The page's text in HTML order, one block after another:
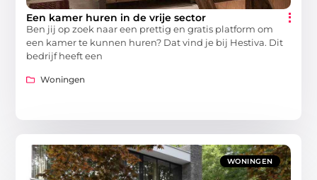
Een kamer huren in de vrije sector
Ben jij op zoek naar een prettig en gratis platform om
een kamer te kunnen huren? Dat vind je bij Hestiva. Dit
bedrijf heeft een
Woningen
WONINGEN